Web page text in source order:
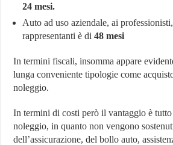
24 mesi.
Auto ad uso aziendale, ai
rappresentanti è di48 mesi
In termini fiscali, insomma appare
lunga conveniente tipologie come
noleggio.
In termini di costi però il vantaggio è
noleggio, in quanto non vengono
dell’assicurazione, del bollo auto,